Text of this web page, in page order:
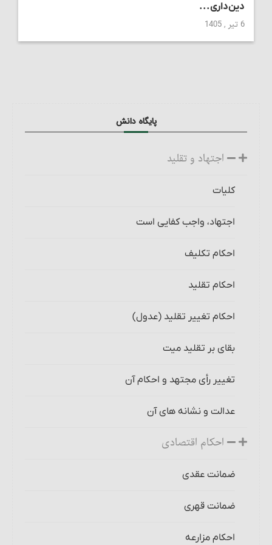
دین‌داری...
6 تیر , 1405
پایگاه دانش
اجتهاد و تقلید
کلیات
اجتهاد، واجب کفایی است
احکام تکلیف
احکام تقلید
احکام تغییر تقلید (عدول)
بقای بر تقلید میت
تغییر رأی مجتهد و احکام آن
عدالت و نشانه ‏های آن
احکام اقتصادی
ضمانت عقدی
ضمانت قهری
احکام مزارعه‏